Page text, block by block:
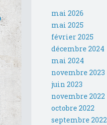
mai 2026
mai 2025
février 2025
décembre 2024
mai 2024
novembre 2023
juin 2023
novembre 2022
octobre 2022
septembre 2022